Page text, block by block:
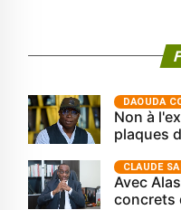
‎DAOUDA
Non à
plaques
CLAUDE
Avec
concrets